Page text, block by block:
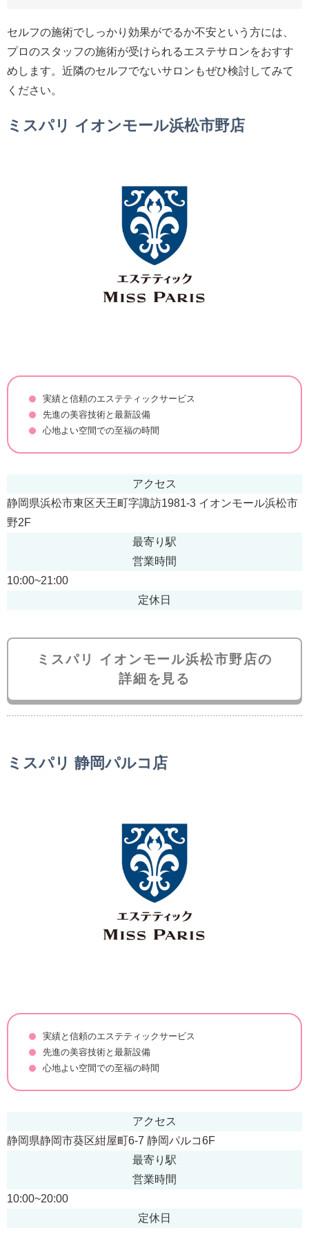
セルフの施術でしっかり効果がでるか不安という方には、
プロのスタッフの施術が受けられるエステサロンをおすす
めします。近隣のセルフでないサロンもぜひ検討してみて
ください。
ミスパリ イオンモール浜松市野店
実績と信頼のエステティックサービス
先進の美容技術と最新設備
心地よい空間での至福の時間
アクセス
静岡県浜松市東区天王町字諏訪1981-3 イオンモール浜松市
野2F
最寄り駅
営業時間
10:00~21:00
定休日
ミスパリ イオンモール浜松市野店の
詳細を見る
ミスパリ 静岡パルコ店
実績と信頼のエステティックサービス
先進の美容技術と最新設備
心地よい空間での至福の時間
アクセス
静岡県静岡市葵区紺屋町6‐7 静岡パルコ6F
最寄り駅
営業時間
10:00~20:00
定休日